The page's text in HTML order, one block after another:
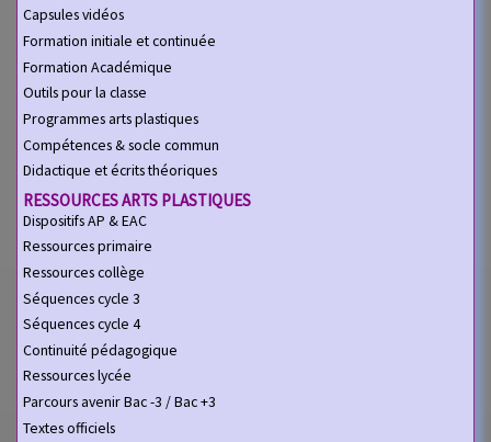
Capsules vidéos
Formation initiale et continuée
Formation Académique
Outils pour la classe
Programmes arts plastiques
Compétences & socle commun
Didactique et écrits théoriques
RESSOURCES ARTS PLASTIQUES
Dispositifs AP & EAC
Ressources primaire
Ressources collège
Séquences cycle 3
Séquences cycle 4
Continuité pédagogique
Ressources lycée
Parcours avenir Bac -3 / Bac +3
Textes officiels